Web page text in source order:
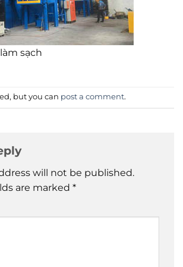
sạch
but you can post a comment.
will not be published.
are marked *